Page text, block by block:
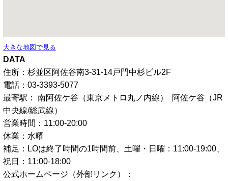
大きな地図で見る
DATA
住所：杉並区阿佐谷南3-31-14戸門中杉ビル2F
電話：03-3393-5077
最寄駅： 南阿佐ケ谷（東京メトロ丸ノ内線） 阿佐ケ谷（JR
中央線/総武線）
営業時間：11:00-20:00
休業：水曜
補足：LOは終了時間の1時間前、土曜・日曜：11:00-19:00、
祝日：11:00-18:00
公式ホームページ（外部リンク）：